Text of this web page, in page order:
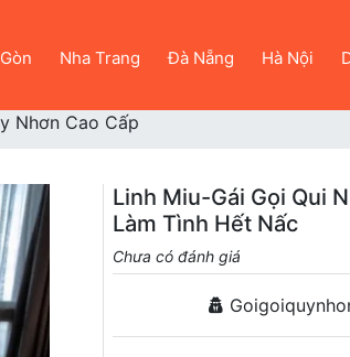
Nha Trang Đà Nẵng Hà Nội
Nhơn Cao Cấp
Linh Miu-Gái Gọi Qui
Làm Tình Hết Nấc
Chưa có đánh giá